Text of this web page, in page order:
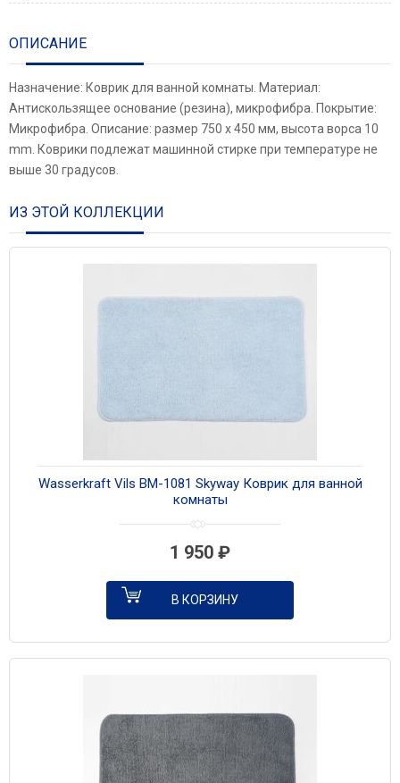
ОПИСАНИЕ
Назначение: Коврик для ванной комнаты. Материал:
Антискользящее основание (резина), микрофибра. Покрытие:
Микрофибра. Описание: размер 750 х 450 мм, высота ворса 10
mm. Коврики подлежат машинной стирке при температуре не
выше 30 градусов.
ИЗ ЭТОЙ КОЛЛЕКЦИИ
Wasserkraft Vils BM-1081 Skyway Коврик для ванной
комнаты
1 950 ₽
В КОРЗИНУ